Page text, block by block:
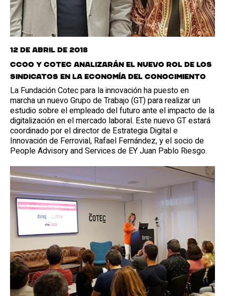
12 de abril de 2018
CCOO y Cotec analizarán el nuevo rol de los
sindicatos en la economía del conocimiento
La Fundación Cotec para la innovación ha puesto en
marcha un nuevo Grupo de Trabajo (GT) para realizar un
estudio sobre el empleado del futuro ante el impacto de la
digitalización en el mercado laboral. Este nuevo GT estará
coordinado por el director de Estrategia Digital e
Innovación de Ferrovial, Rafael Fernández, y el socio de
People Advisory and Services de EY Juan Pablo Riesgo.